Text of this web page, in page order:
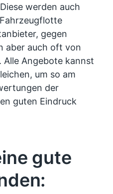
werden auch
gegen
aber auch oft von
Angebote kannst
um so am
der
guten Eindruck
gute